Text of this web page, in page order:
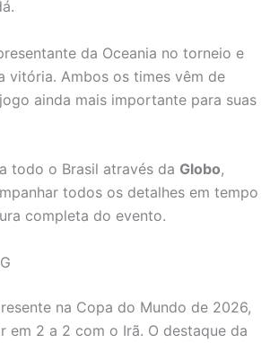
da Oceania no torneio e
vitória. Ambos os times vêm de
ainda mais importante para suas
todo o Brasil através da Globo,
todos os detalhes em tempo
completa do evento.
na Copa do Mundo de 2026,
em 2 a 2 com o Irã. O destaque da